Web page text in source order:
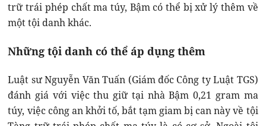
trữ trái phép chất ma túy, Bậm có thể bị xử lý thêm về
một tội danh khác.
Những tội danh có thể áp dụng thêm
Luật sư Nguyễn Văn Tuấn (Giám đốc Công ty Luật TGS)
đánh giá với việc thu giữ tại nhà Bậm 0,21 gram ma
túy, việc công an khởi tố, bắt tạm giam bị can này về tội